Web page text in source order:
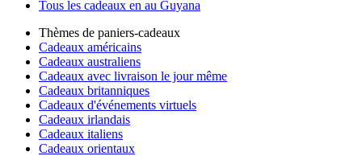
Tous les cadeaux en au Guyana
Thèmes de paniers-cadeaux
Cadeaux américains
Cadeaux australiens
Cadeaux avec livraison le jour même
Cadeaux britanniques
Cadeaux d'événements virtuels
Cadeaux irlandais
Cadeaux italiens
Cadeaux orientaux